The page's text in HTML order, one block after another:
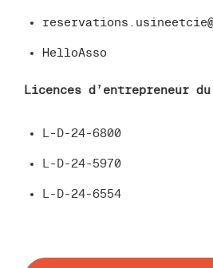
HelloAsso
Licences d’entrepreneur
L-D-24-6800
L-D-24-5970
L-D-24-6554